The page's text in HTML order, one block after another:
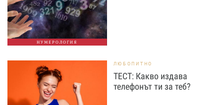
НУМЕРОЛОГИЯ
ЛЮБОПИТНО
ТЕСТ: Какво издава
телефонът ти за теб?